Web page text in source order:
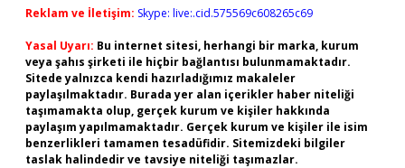
Reklam ve İletişim: Skype: live:.cid.575569c608265c69
Yasal Uyarı: Bu internet sitesi, herhangi bir marka, kurum
veya şahıs şirketi ile hiçbir bağlantısı bulunmamaktadır.
Sitede yalnızca kendi hazırladığımız makaleler
paylaşılmaktadır. Burada yer alan içerikler haber niteliği
taşımamakta olup, gerçek kurum ve kişiler hakkında
paylaşım yapılmamaktadır. Gerçek kurum ve kişiler ile isim
benzerlikleri tamamen tesadüfidir. Sitemizdeki bilgiler
taslak halindedir ve tavsiye niteliği taşımazlar.